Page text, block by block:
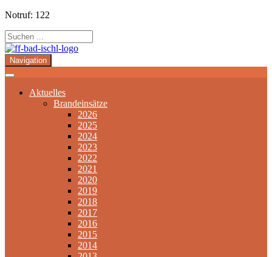
Notruf: 122
Navigation
Aktuelles
Brandeinsätze
2026
2025
2024
2023
2022
2021
2020
2019
2018
2017
2016
2015
2014